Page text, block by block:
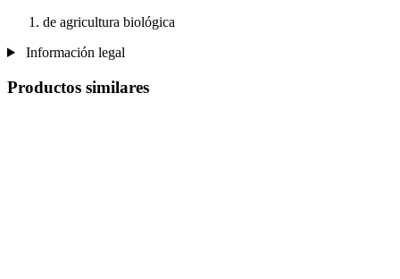
de agricultura biológica
Información legal
Productos similares